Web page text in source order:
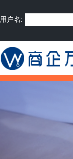
用户名: